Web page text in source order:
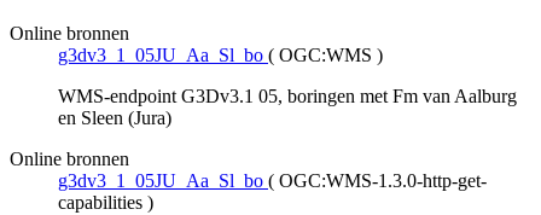
Online bronnen
g3dv3_1_05JU_Aa_Sl_bo ( OGC:WMS )
WMS-endpoint G3Dv3.1 05, boringen met Fm van Aalburg
en Sleen (Jura)
Online bronnen
g3dv3_1_05JU_Aa_Sl_bo ( OGC:WMS-1.3.0-http-get-
capabilities )